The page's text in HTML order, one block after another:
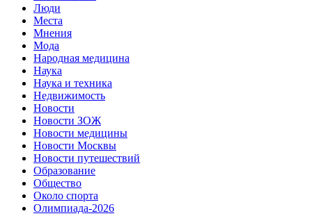
Люди
Места
Мнения
Мода
Народная медицина
Наука
Наука и техника
Недвижимость
Новости
Новости ЗОЖ
Новости медицины
Новости Москвы
Новости путешествий
Образование
Общество
Около спорта
Олимпиада-2026